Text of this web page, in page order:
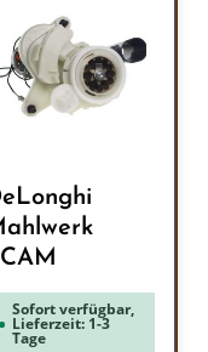
Sofort verfügbar,
Lieferzeit: 1-3
Tage